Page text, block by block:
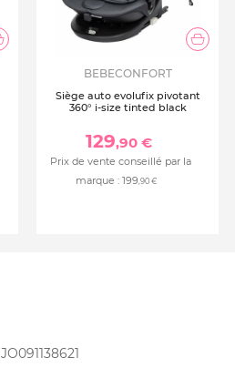
BEBECONFORT
Siège auto evolufix pivotant
360° i-size tinted black
129,90 €
Prix de vente conseillé par la
marque : 199,90 €
JO091138621